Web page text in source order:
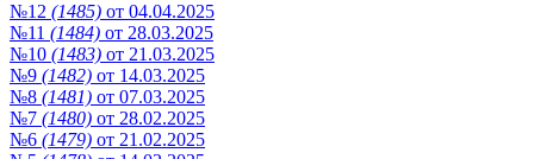
№12 (1485) от 04.04.2025
№11 (1484) от 28.03.2025
№10 (1483) от 21.03.2025
№9 (1482) от 14.03.2025
№8 (1481) от 07.03.2025
№7 (1480) от 28.02.2025
№6 (1479) от 21.02.2025